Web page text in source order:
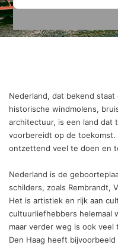
Nederland, dat bekend
historische windmolens,
architectuur, is een land dat
voorbereidt op de
ontzettend veel te doen en
Nederland is de
schilders, zoals Rembrandt,
Het is artistiek en rijk aan
cultuurliefhebbers helemaal
maar verder weg is ook
Den Haag heeft